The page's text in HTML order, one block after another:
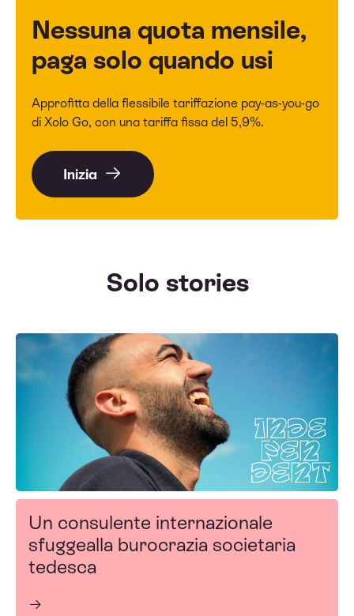
Nessuna quota mensile,
paga solo quando usi
Approfitta della flessibile tariffazione pay-as-you-go
di Xolo Go, con una tariffa fissa del 5,9%.
Inizia
Solo stories
Un consulente internazionale
sfuggealla burocrazia societaria
tedesca